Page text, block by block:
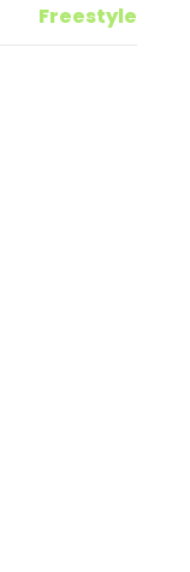
Freestyle